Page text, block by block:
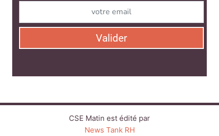
QUI SOMMES-NOUS ?
LINKEDINTWITTERFACEBOOK